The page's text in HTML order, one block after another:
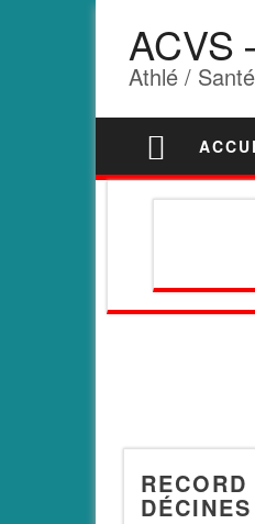
ACVS
Athlé /
DÉCINES